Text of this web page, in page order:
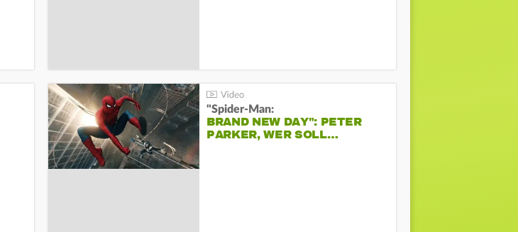
"Spider-Man:
BRAND NEW DAY": PETER
PARKER, WER SOLL…